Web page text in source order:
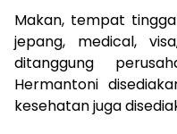
Makan, tempat
jepang, medical,
ditanggung
Hermantoni
kesehatan juga